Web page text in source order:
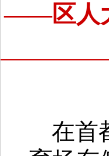
——区人
在首